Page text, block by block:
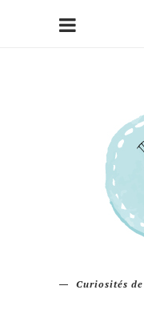
Curiosités